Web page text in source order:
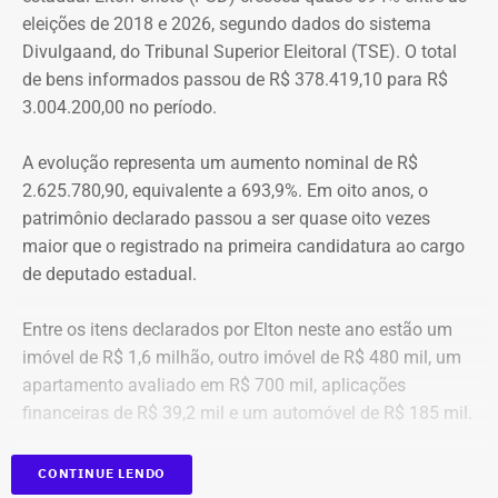
“Creio que duas coisas ainda impedem as mulheres de
seguirem adiante nesta batalha. A vergonha e o medo.
Porque é necessário ter mais do que coragem para seguir
adiante no enfrentamento à violência doméstica. Pois
primeiro é o temor de continuar viva e estar ao lado do
agressor. E o outro é o que vai acontecer com ela depois
que a denúncia for feita. Afinal, há o receio que alguma
brecha legal permita que o agressor, de alguma forma,
fique impune”, comenta.
Passados oito anos após as agrssões se tornarem
públicas nacionalmente, Cristiane cita qual o principal
item que acredita ser necessário que as autoridades
tenham mais rigor.
“A Lei Maria da Penha é muito boa. Eu fui salva graças a
eleições de 2018 e 2026, segundo dados do sistema
Divulgaand, do Tribunal Superior Eleitoral (TSE). O total
de bens informados passou de R$ 378.419,10 para R$
3.004.200,00 no período.
A evolução representa um aumento nominal de R$
2.625.780,90, equivalente a 693,9%. Em oito anos, o
patrimônio declarado passou a ser quase oito vezes
maior que o registrado na primeira candidatura ao cargo
de deputado estadual.
Entre os itens declarados por Elton neste ano estão um
imóvel de R$ 1,6 milhão, outro imóvel de R$ 480 mil, um
apartamento avaliado em R$ 700 mil, aplicações
financeiras de R$ 39,2 mil e um automóvel de R$ 185 mil.
CONTINUE LENDO